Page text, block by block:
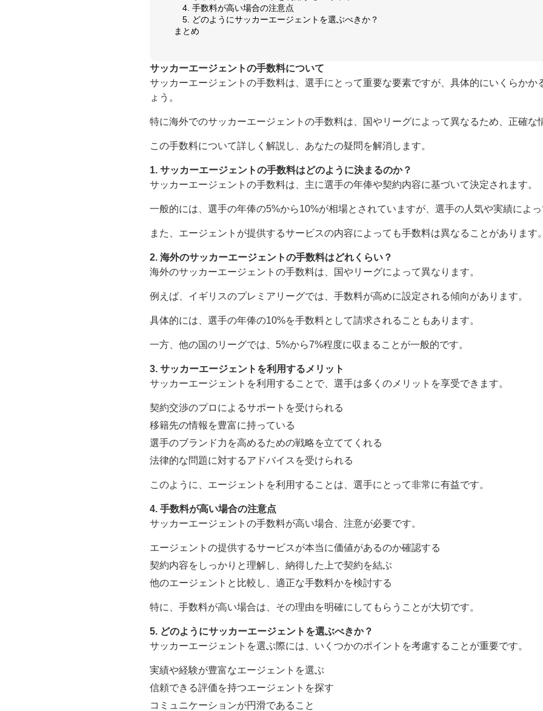
4. 手数料が高い場合の注意点
5. どのようにサッカーエージェントを選ぶべきか？
まとめ
サッカーエージェントの手数料について
サッカーエージェントの手数料は、選手にとって重要な要素ですが、具体的にいくらかか
ょう。
特に海外でのサッカーエージェントの手数料は、国やリーグによって異なるため、正確な
この手数料について詳しく解説し、あなたの疑問を解消します。
1. サッカーエージェントの手数料はどのように決まるのか？
サッカーエージェントの手数料は、主に選手の年俸や契約内容に基づいて決定されます。
一般的には、選手の年俸の5%から10%が相場とされていますが、選手の人気や実績によっ
また、エージェントが提供するサービスの内容によっても手数料は異なることがあります。
2. 海外のサッカーエージェントの手数料はどれくらい？
海外のサッカーエージェントの手数料は、国やリーグによって異なります。
例えば、イギリスのプレミアリーグでは、手数料が高めに設定される傾向があります。
具体的には、選手の年俸の10%を手数料として請求されることもあります。
一方、他の国のリーグでは、5%から7%程度に収まることが一般的です。
3. サッカーエージェントを利用するメリット
サッカーエージェントを利用することで、選手は多くのメリットを享受できます。
契約交渉のプロによるサポートを受けられる
移籍先の情報を豊富に持っている
選手のブランド力を高めるための戦略を立ててくれる
法律的な問題に対するアドバイスを受けられる
このように、エージェントを利用することは、選手にとって非常に有益です。
4. 手数料が高い場合の注意点
サッカーエージェントの手数料が高い場合、注意が必要です。
エージェントの提供するサービスが本当に価値があるのか確認する
契約内容をしっかりと理解し、納得した上で契約を結ぶ
他のエージェントと比較し、適正な手数料かを検討する
特に、手数料が高い場合は、その理由を明確にしてもらうことが大切です。
5. どのようにサッカーエージェントを選ぶべきか？
サッカーエージェントを選ぶ際には、いくつかのポイントを考慮することが重要です。
実績や経験が豊富なエージェントを選ぶ
信頼できる評価を持つエージェントを探す
コミュニケーションが円滑であること